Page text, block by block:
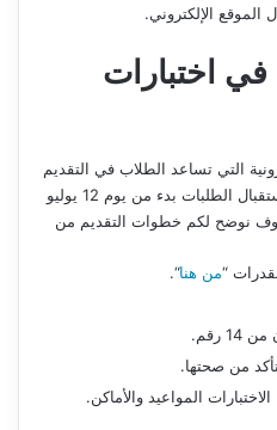
الموقع الإلكتروني.
اختبارات
التي تساعد الطلاب في التقديم
على اختبارات القدرات حيث يتم استقبال الطلبات بدء من يوم 12 يوليو
ونحن سوف نوضح لكم خطوات التقديم من
“من هنا“.
رقم.
من صحتها.
المواعيد والأماكن.